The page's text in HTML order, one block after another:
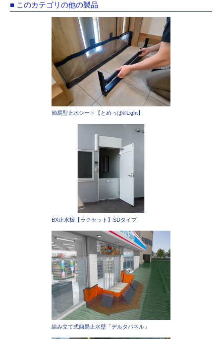
■ このカテゴリの他の製品
簡易型止水シート【とめっぱ®Light】
BX止水板【ラクセット】SDタイプ
組み立て式簡易止水壁「デルタパネル」